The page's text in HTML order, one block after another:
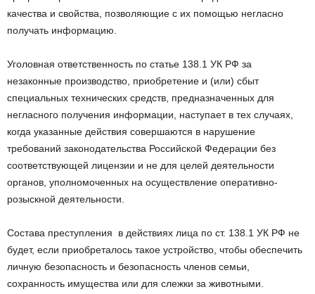
качества и свойства, позволяющие с их помощью негласно
получать информацию.
Уголовная ответственность по статье 138.1 УК РФ за
незаконные производство, приобретение и (или) сбыт
специальных технических средств, предназначенных для
негласного получения информации, наступает в тех случаях,
когда указанные действия совершаются в нарушение
требований законодательства Российской Федерации без
соответствующей лицензии и не для целей деятельности
органов, уполномоченных на осуществление оперативно-
розыскной деятельности.
Состава преступления в действиях лица по ст. 138.1 УК РФ не
будет, если приобреталось такое устройство, чтобы обеспечить
личную безопасность и безопасность членов семьи,
сохранность имущества или для слежки за животными.